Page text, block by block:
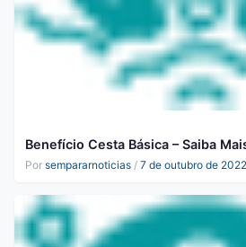
Benefício Cesta Básica – Saiba
Por sempararnoticias / 7 de outubro de 2022